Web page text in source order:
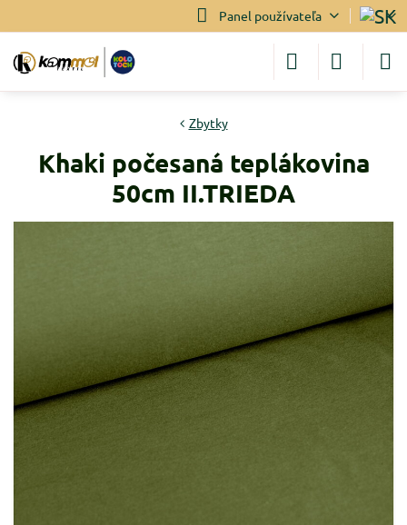
Panel používateľa
Zbytky
Khaki počesaná teplákovina
50cm II.TRIEDA